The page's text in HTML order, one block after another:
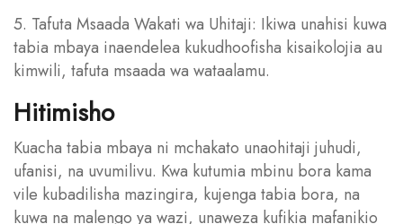
5. Tafuta Msaada Wakati wa Uhitaji: Ikiwa unahisi kuwa
tabia mbaya inaendelea kukudhoofisha kisaikolojia au
kimwili, tafuta msaada wa wataalamu.
Hitimisho
Kuacha tabia mbaya ni mchakato unaohitaji juhudi,
ufanisi, na uvumilivu. Kwa kutumia mbinu bora kama
vile kubadilisha mazingira, kujenga tabia bora, na
kuwa na malengo ya wazi, unaweza kufikia mafanikio